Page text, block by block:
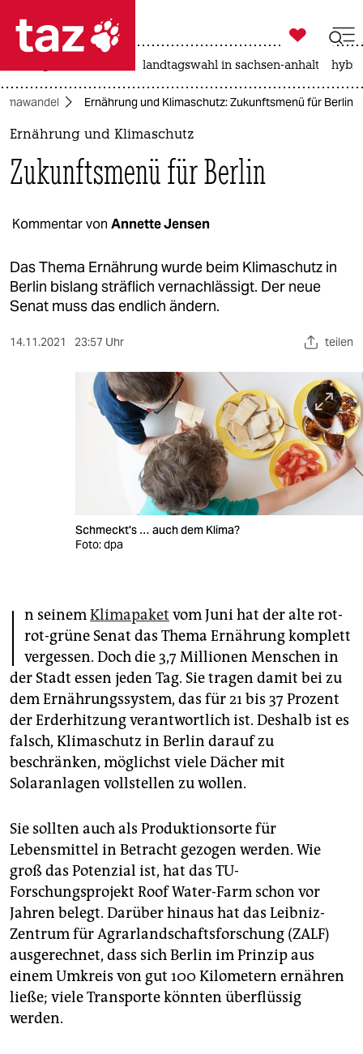
 taz zahl ich
taz zahl ich
politik
öko
gesellschaft
kultur
veranstaltungen
unterstützen
abo
genossenschaft
epaper login

taz zahl ich
landtagswahl in sachsen-anhalt
Ernährung und Klimaschutz: Zukunftsmenü für Berlin
Ernährung und Klimaschutz
Zukunftsmenü für Berlin
Kommentar von Annette Jensen
Das Thema Ernährung wurde beim Klimaschutz in
Berlin bislang sträflich vernachlässigt. Der neue
Senat muss das endlich ändern.
14.11.2021 23:57 Uhr teilen
Schmeckt's … auch dem Klima?
Foto: dpa
I n seinemKlimapaket vom Juni hat der alte rot-
rot-grüne Senat das Thema Ernährung komplett
vergessen. Doch die 3,7 Millionen Menschen in
der Stadt essen jeden Tag. Sie tragen damit bei zu
dem Ernährungssystem, das für 21 bis 37 Prozent
der Erderhitzung verantwortlich ist. Deshalb ist es
falsch, Klimaschutz in Berlin darauf zu
beschränken, möglichst viele Dächer mit
Solaranlagen vollstellen zu wollen.
Sie sollten auch als Produktionsorte für
Lebensmittel in Betracht gezogen werden. Wie
groß das Potenzial ist, hat das TU-
Forschungsprojekt Roof Water-Farm schon vor
Jahren belegt. Darüber hinaus hat das Leibniz-
Zentrum für Agrarlandschaftsforschung (ZALF)
ausgerechnet, dass sich Berlin im Prinzip aus
einem Umkreis von gut 100 Kilometern ernähren
ließe; viele Transporte könnten überflüssig
werden.